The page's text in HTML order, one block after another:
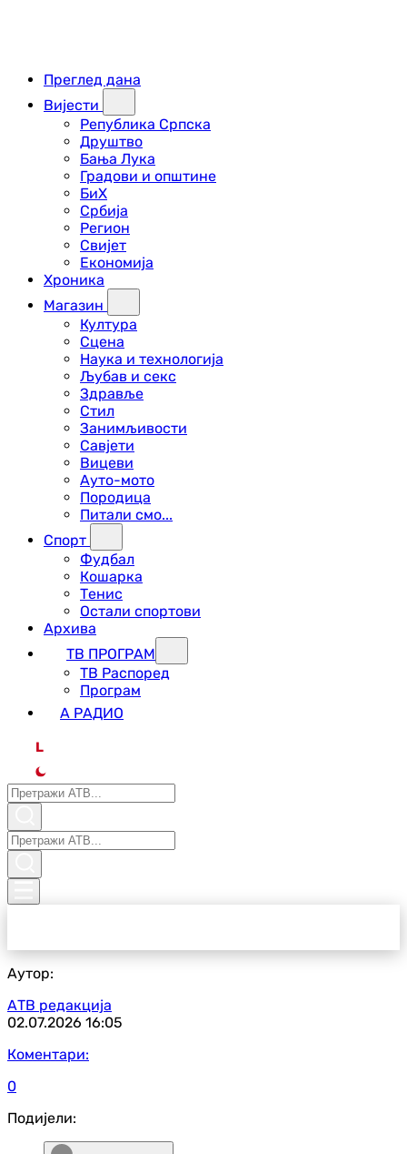
Преглед дана
Вијести
Република Српска
Друштво
Бања Лука
Градови и општине
БиХ
Србија
Регион
Свијет
Економија
Хроника
Магазин
Култура
Сцена
Наука и технологија
Љубав и секс
Здравље
Стил
Занимљивости
Савјети
Вицеви
Ауто-мото
Породица
Питали смо...
Спорт
Фудбал
Кошарка
Тенис
Остали спортови
Архива
ТВ ПРОГРАМ
ТВ Распоред
Програм
А РАДИО
L
Аутор:
АТВ редакција
02.07.2026 16:05
Коментари:
0
Подијели: